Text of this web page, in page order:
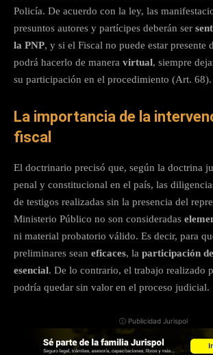
Policía. De acuerdo con la ley, las
presuntos autores y partícipes deberán ser
la PNP, y si el Fiscal no puede estar presente
podrá hacerlo de manera virtual, siempre
su participación en el procedimiento (Art. 68).
La importancia de la
fiscal
El doctrinario precisó que, según la doctrina
penal y constitucional en el país, las
de testigos realizadas sin la presencia del
Ministerio Público no son consideradas
ni material probatorio válido. Es decir, para
preliminares sean eficaces, la participación
esencial. De lo contrario, el trabajo realizado
podría quedar sin valor en el proceso judicial.
ⓘ Publicidad Jurispol